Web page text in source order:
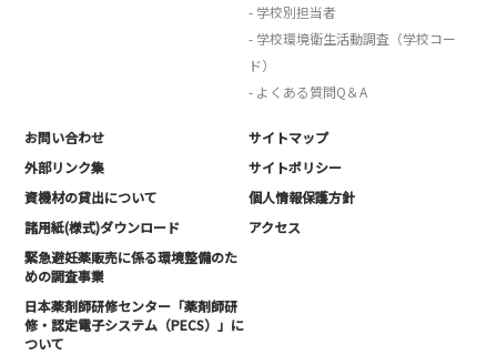
- 学校別担当者
- 学校環境衛生活動調査（学校コー
ド）
- よくある質問Q＆A
お問い合わせ
外部リンク集
資機材の貸出について
諸用紙(様式)ダウンロード
緊急避妊薬販売に係る環境整備のた
めの調査事業
日本薬剤師研修センター「薬剤師研
修・認定電子システム（PECS）」に
ついて
サイトマップ
サイトポリシー
個人情報保護方針
アクセス